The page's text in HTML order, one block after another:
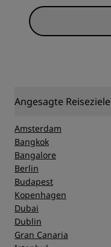
Angesagte Reiseziele
Amsterdam
Bangkok
Bangalore
Berlin
Budapest
Kopenhagen
Dubai
Dublin
Gran Canaria